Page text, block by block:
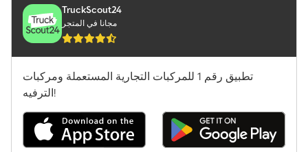
Volvo Fm 300
Volvo Fmx 500
شاحنة قلابة بكابل
شاحنة قلابة مع رافعة
شاحنة نقل الحليب
TruckScout24
مجانا في المتجر
تطبيق رقم 1 للمركبات التجارية المستعملة ومركبات
الترفيه!